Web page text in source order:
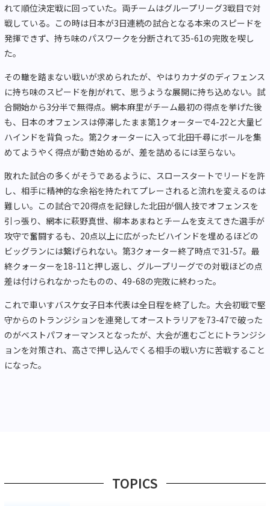
れて順位決定戦に回っていた。両チームはグループリーグ3戦目で対
戦している。この時は日本が3日連続の試合となる本来のスピードを
発揮できず、持ち味のパスワークを分断されて35-61の完敗を喫し
た。
その轍を踏まない戦いが求められたが、やはりカナダのディフェンス
に持ち味のスピードを削がれて、思うような展開に持ち込めない。試
合開始から3分半で無得点。網本麻里がチーム最初の得点を挙げた後
も、日本のオフェンスは停滞したまま第1クォーターで4-22と大量ビ
ハインドを背負った。第2クォーターに入って北田千尋にボールを集
めてようやく得点が動き始めるが、差を詰めるには至らない。
敗れた試合の多くがそうであるように、スロースタートでリードを許
し、相手に精神的な余裕を持たれてプレーされると流れを変えるのは
難しい。この試合で20得点を記録した北田が個人技でオフェンスを
引っ張り、網本に萩野真世、柳本あまねとチームを支えてきた選手が
攻守で奮闘するも、20点以上に広がったビハインドを埋めるほどの
ビッグランには繋げられない。第3クォーター終了時点で31-57。最
終クォーターを18-11と押し返し、グループリーグでの対戦ほどの点
差は付けられなかったものの、49-68の完敗に終わった。
これで車いすバスケ女子日本代表は全日程を終了した。大会初戦で堅
守からのトランジションを連発してオーストラリアを73-47で破った
のがベストパフォーマンスとなったが、大会が進むごとにトランジシ
ョンを対策され、高さで押し込んでくる相手の戦い方に苦戦すること
になった。
TOPICS